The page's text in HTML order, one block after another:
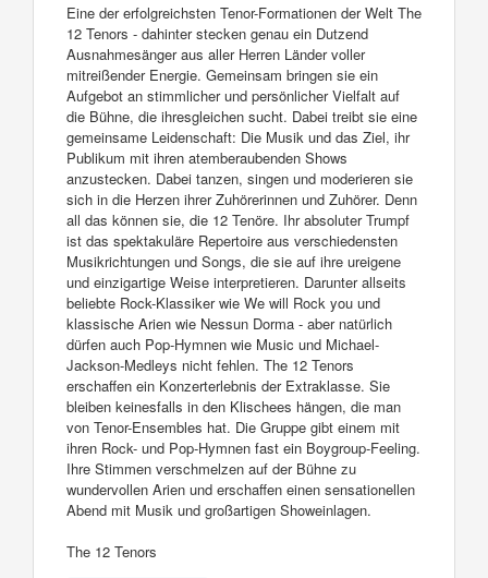
Eine der erfolgreichsten Tenor-Formationen der Welt The
12 Tenors - dahinter stecken genau ein Dutzend
Ausnahmesänger aus aller Herren Länder voller
mitreißender Energie. Gemeinsam bringen sie ein
Aufgebot an stimmlicher und persönlicher Vielfalt auf
die Bühne, die ihresgleichen sucht. Dabei treibt sie eine
gemeinsame Leidenschaft: Die Musik und das Ziel, ihr
Publikum mit ihren atemberaubenden Shows
anzustecken. Dabei tanzen, singen und moderieren sie
sich in die Herzen ihrer Zuhörerinnen und Zuhörer. Denn
all das können sie, die 12 Tenöre. Ihr absoluter Trumpf
ist das spektakuläre Repertoire aus verschiedensten
Musikrichtungen und Songs, die sie auf ihre ureigene
und einzigartige Weise interpretieren. Darunter allseits
beliebte Rock-Klassiker wie We will Rock you und
klassische Arien wie Nessun Dorma - aber natürlich
dürfen auch Pop-Hymnen wie Music und Michael-
Jackson-Medleys nicht fehlen. The 12 Tenors
erschaffen ein Konzerterlebnis der Extraklasse. Sie
bleiben keinesfalls in den Klischees hängen, die man
von Tenor-Ensembles hat. Die Gruppe gibt einem mit
ihren Rock- und Pop-Hymnen fast ein Boygroup-Feeling.
Ihre Stimmen verschmelzen auf der Bühne zu
wundervollen Arien und erschaffen einen sensationellen
Abend mit Musik und großartigen Showeinlagen.
The 12 Tenors